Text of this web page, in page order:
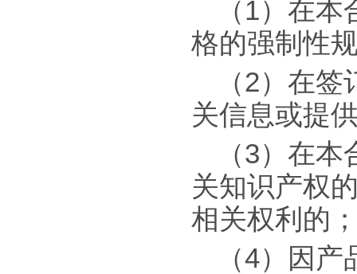
（1）在
格的强制性
（2）在
关信息或提
（3）在
关知识产权
相关权利的
（4）因